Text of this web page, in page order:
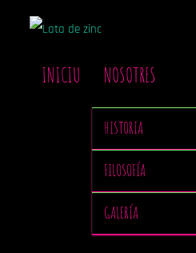
INICIU NOSOTRES
HISTORIA
FILOSOFÍA
GALERÍA